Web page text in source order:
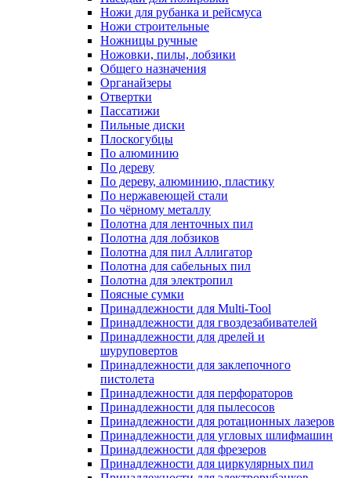
Ножи для рубанка и рейсмуса
Ножи строительные
Ножницы ручные
Ножовки, пилы, лобзики
Общего назначения
Органайзеры
Отвертки
Пассатижи
Пильные диски
Плоскогубцы
По алюминию
По дереву
По дереву, алюминию, пластику
По нержавеющей стали
По чёрному металлу
Полотна для ленточных пил
Полотна для лобзиков
Полотна для пил Аллигатор
Полотна для сабельных пил
Полотна для электропил
Поясные сумки
Принадлежности для Multi-Tool
Принадлежности для гвоздезабивателей
Принадлежности для дрелей и
шуруповертов
Принадлежности для заклепочного
пистолета
Принадлежности для перфораторов
Принадлежности для пылесосов
Принадлежности для ротационных лазеров
Принадлежности для угловых шлифмашин
Принадлежности для фрезеров
Принадлежности для циркулярных пил